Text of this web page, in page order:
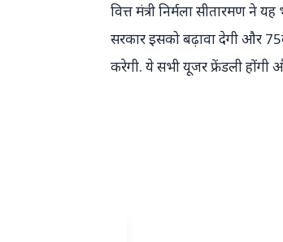
वित्त मंत्री निर्मला सीतारमण
सरकार इसको बढ़ावा देगी और
करेगी. ये सभी यूजर फ्रेंडली होंगी